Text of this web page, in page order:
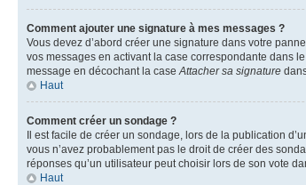
Comment ajouter une signature à mes messages ?
Vous devez d’abord créer une signature dans votre
vos messages en activant la case correspondante dans
message en décochant la case Attacher sa signature
Haut
Comment créer un sondage ?
Il est facile de créer un sondage, lors de la publication
vous n’avez probablement pas le droit de créer des
réponses qu’un utilisateur peut choisir lors de son vote
Haut